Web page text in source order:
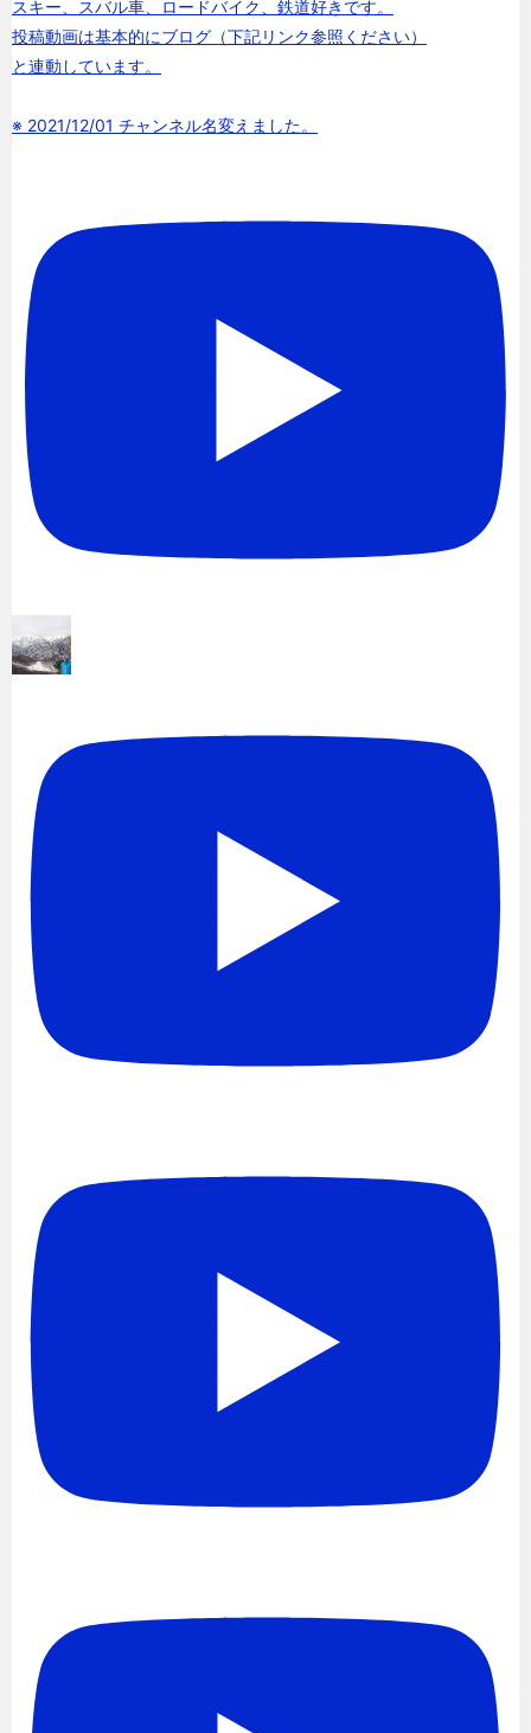
スキー、スバル車、ロードバイク、鉄道好きです。
投稿動画は基本的にブログ（下記リンク参照ください）
と連動しています。
※ 2021/12/01 チャンネル名変えました。